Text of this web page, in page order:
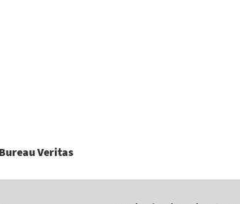
Veritas(aktuálna